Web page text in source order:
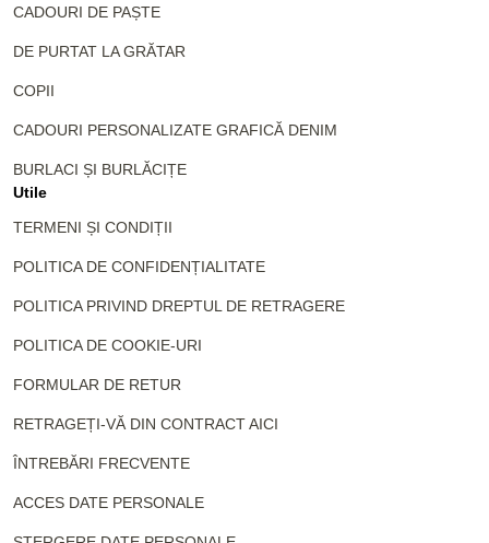
CADOURI DE PAȘTE
DE PURTAT LA GRĂTAR
COPII
CADOURI PERSONALIZATE GRAFICĂ DENIM
BURLACI ȘI BURLĂCIȚE
Utile
TERMENI ȘI CONDIȚII
POLITICA DE CONFIDENȚIALITATE
POLITICA PRIVIND DREPTUL DE RETRAGERE
POLITICA DE COOKIE-URI
FORMULAR DE RETUR
RETRAGEȚI-VĂ DIN CONTRACT AICI
ÎNTREBĂRI FRECVENTE
ACCES DATE PERSONALE